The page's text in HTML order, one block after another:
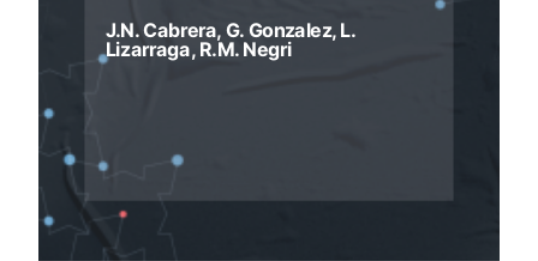
J.N. Cabrera, G. Gonzalez, L.
Lizarraga, R.M. Negri